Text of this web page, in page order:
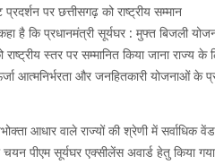
पर छत्तीसगढ़ को राष्ट्रीय सम्मान
है कि प्रधानमंत्री सूर्यघर : मुफ्त बिजली
स्तर पर सम्मानित किया जाना राज्य
आत्मनिर्भरता और जनहितकारी योजनाओं के
आधार वाले राज्यों की श्रेणी में सर्वाधिक
पीएम सूर्यघर एक्सीलेंस अवार्ड हेतु किया